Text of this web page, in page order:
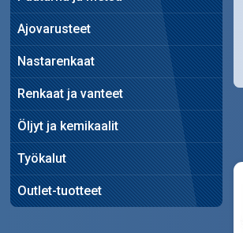
Ajovarusteet
Nastarenkaat
Renkaat ja vanteet
Öljyt ja kemikaalit
Työkalut
Outlet-tuotteet